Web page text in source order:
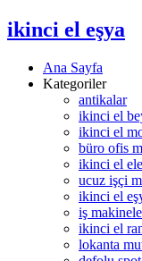
ikinci el eşya
Ana Sayfa
Kategoriler
antikalar
ikinci el
ikinci el
büro ofis
ikinci el
ucuz işçi
ikinci el
iş
ikinci el
lokanta